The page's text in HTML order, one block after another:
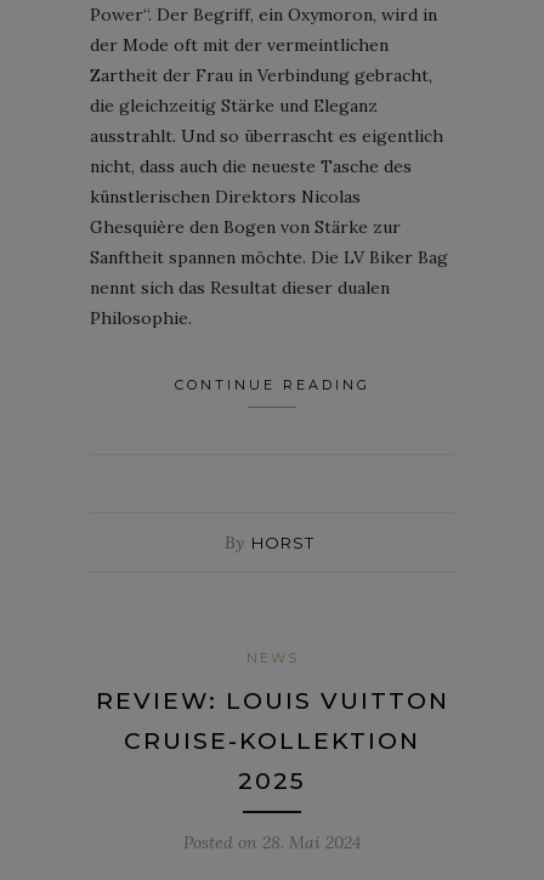
Power“. Der Begriff, ein Oxymoron, wird in
der Mode oft mit der vermeintlichen
Zartheit der Frau in Verbindung gebracht,
die gleichzeitig Stärke und Eleganz
ausstrahlt. Und so überrascht es eigentlich
nicht, dass auch die neueste Tasche des
künstlerischen Direktors Nicolas
Ghesquière den Bogen von Stärke zur
Sanftheit spannen möchte. Die LV Biker Bag
nennt sich das Resultat dieser dualen
Philosophie.
CONTINUE READING
By HORST
NEWS
REVIEW: LOUIS VUITTON
CRUISE-KOLLEKTION
2025
Posted on 28. Mai 2024